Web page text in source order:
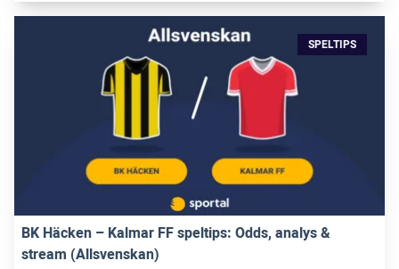
SPELTIPS
BK Häcken – Kalmar FF speltips: Odds, analys &
stream (Allsvenskan)